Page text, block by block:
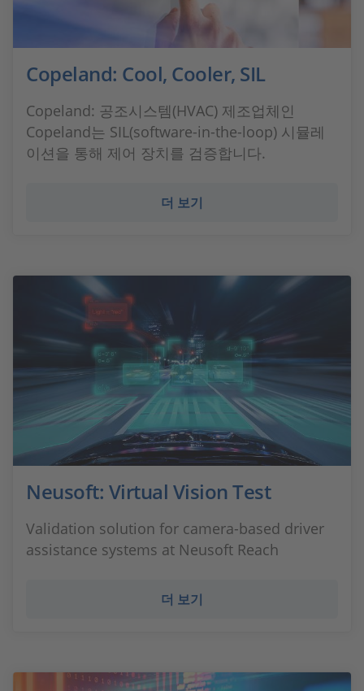
Copeland: Cool, Cooler, SIL
Copeland: 공조시스템(HVAC) 제조업체인
Copeland는 SIL(software-in-the-loop) 시뮬레
이션을 통해 제어 장치를 검증합니다.
더 보기
Neusoft: Virtual Vision Test
Validation solution for camera-based driver
assistance systems at Neusoft Reach
더 보기